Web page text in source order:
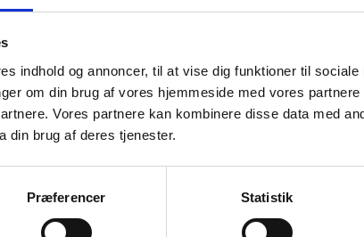
indhold og annoncer, til at vise dig funktioner til
om din brug af vores hjemmeside med vores partnere
Vores partnere kan kombinere disse data med
din brug af deres tjenester.
Præferencer Statistik